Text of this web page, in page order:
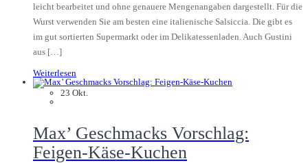
leicht bearbeitet und ohne genauere Mengenangaben dargestellt. Für die
Wurst verwenden Sie am besten eine italienische Salsiccia. Die gibt es
im gut sortierten Supermarkt oder im Delikatessenladen. Auch Gustini
aus […]
Weiterlesen
23 Okt.
Max’ Geschmacks Vorschlag:
Feigen-Käse-Kuchen